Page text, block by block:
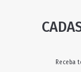
Receba